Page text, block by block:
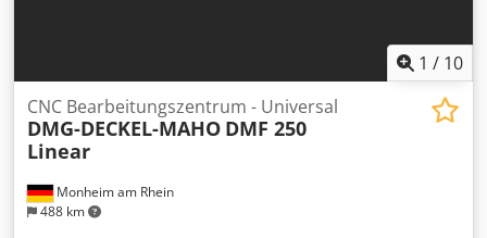
1 / 10
Monheim am Rhein
488 km
CNC Bearbeitungszentrum - Universal
DMG-DECKEL-MAHO DMF 250
Linear